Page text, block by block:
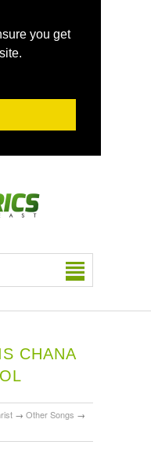
you get
CHANA
→ Other Songs →